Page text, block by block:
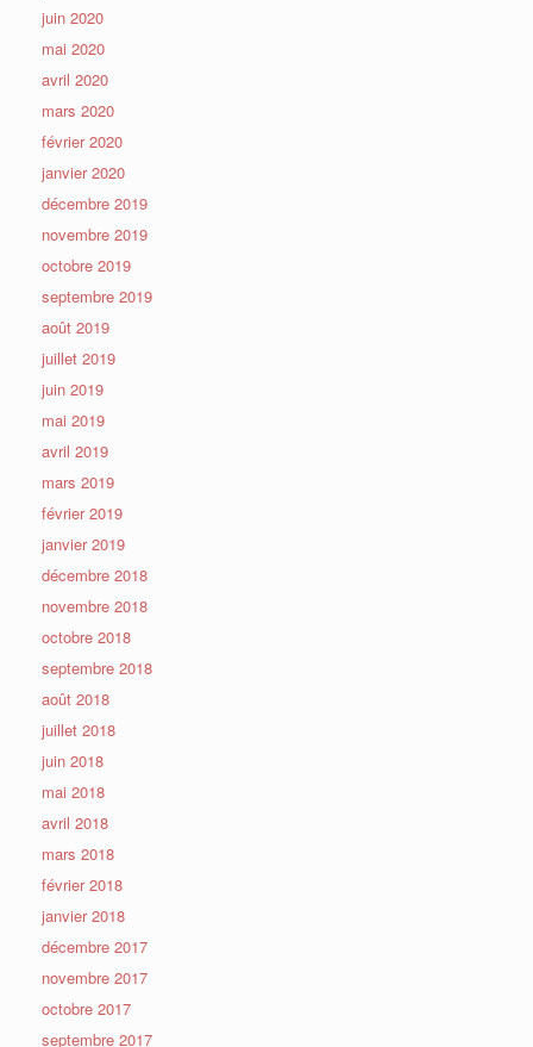
juin 2020
mai 2020
avril 2020
mars 2020
février 2020
janvier 2020
décembre 2019
novembre 2019
octobre 2019
septembre 2019
août 2019
juillet 2019
juin 2019
mai 2019
avril 2019
mars 2019
février 2019
janvier 2019
décembre 2018
novembre 2018
octobre 2018
septembre 2018
août 2018
juillet 2018
juin 2018
mai 2018
avril 2018
mars 2018
février 2018
janvier 2018
décembre 2017
novembre 2017
octobre 2017
septembre 2017